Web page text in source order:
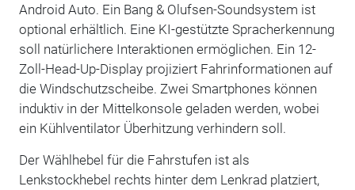
Android Auto. Ein Bang & Olufsen-Soundsystem ist
optional erhältlich. Eine KI-gestützte Spracherkennung
soll natürlichere Interaktionen ermöglichen. Ein 12-
Zoll-Head-Up-Display projiziert Fahrinformationen auf
die Windschutzscheibe. Zwei Smartphones können
induktiv in der Mittelkonsole geladen werden, wobei
ein Kühlventilator Überhitzung verhindern soll.
Der Wählhebel für die Fahrstufen ist als
Lenkstockhebel rechts hinter dem Lenkrad platziert,